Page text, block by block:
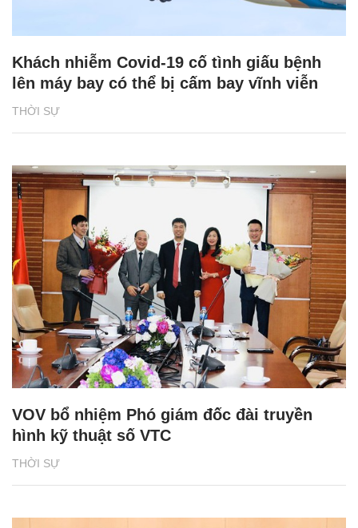
THỜI SỰ
Khách nhiễm Covid-19 cố tình giấu bệnh
lên máy bay có thể bị cấm bay vĩnh viễn
THỜI SỰ
VOV bổ nhiệm Phó giám đốc đài truyền
hình kỹ thuật số VTC